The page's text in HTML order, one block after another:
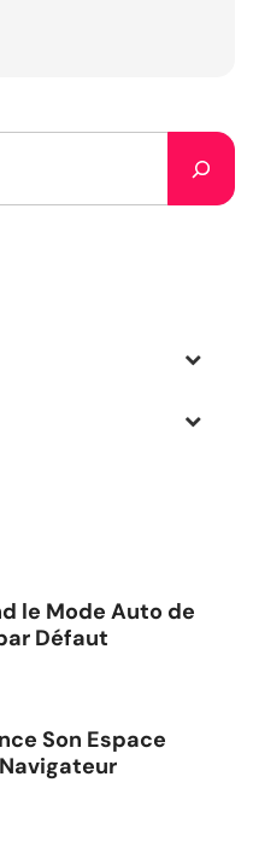
le Mode Auto de
Défaut
Son Espace